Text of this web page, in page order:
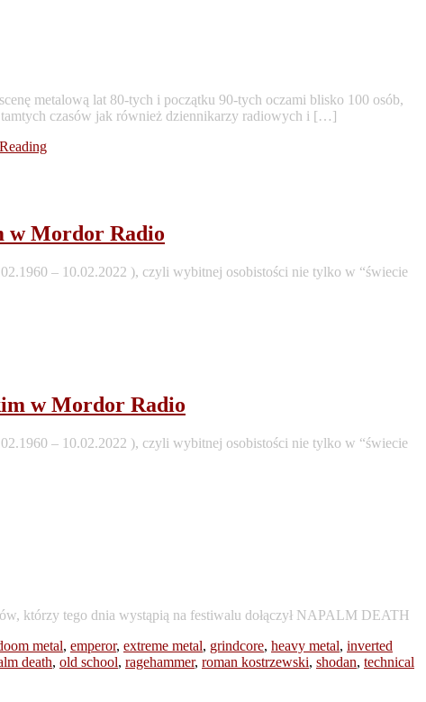
metalową lat 80-tych i początku 90-tych oczami blisko 100 osób,
czasów jak również dziennikarzy radiowych i […]
w Mordor Radio
– 10.02.2022 ), czyli wybitnej osobistości nie tylko w “świecie
w Mordor Radio
– 10.02.2022 ), czyli wybitnej osobistości nie tylko w “świecie
którzy tego dnia wystąpią na festiwalu dołączył NAPALM DEATH
metal, emperor, extreme metal, grindcore, heavy metal, inverted
death, old school, ragehammer, roman kostrzewski, shodan, technical